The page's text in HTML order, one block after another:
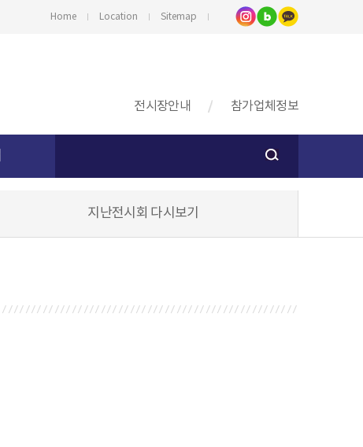
Home Location Sitemap
전시장안내 참가업체정보
지난전시회 다시보기